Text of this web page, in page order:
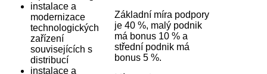
instalace a
modernizace
technologických
zařízení
souvisejících s
distribucí
instalace a
Základní míra podpory
je 40 %, malý podnik
má bonus 10 % a
střední podnik má
bonus 5 %.